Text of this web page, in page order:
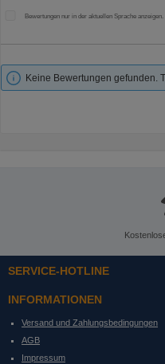
Bewertungen nur in der aktuellen Sprache anzeigen.
Keine Bewertungen gefunden.
SERVICE-HOTLINE
INFORMATIONEN
Versand und Zahlungsbedingungen
AGB
Impressum